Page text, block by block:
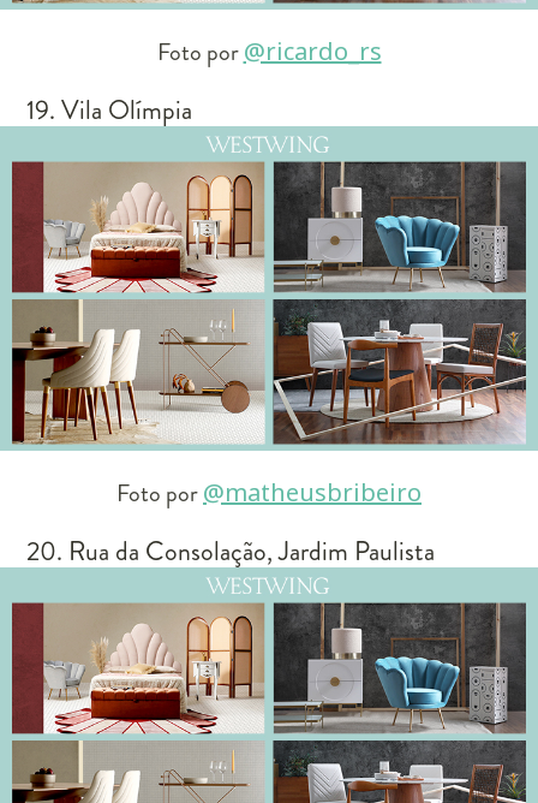
Foto por@ricardo_rs
19. Vila Olímpia
Foto por@matheusbribeiro
20. Rua da Consolação, Jardim Paulista